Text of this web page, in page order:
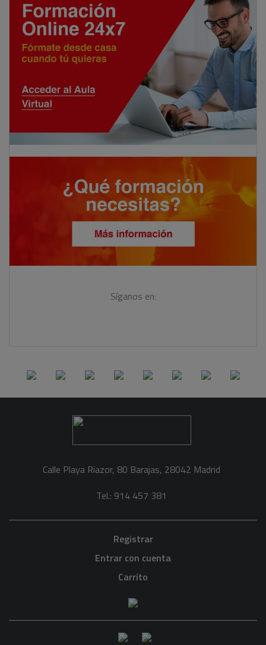
Síganos en:
Calle Playa Riazor, 80 Barajas, 28042 Madrid
Tel.: 914 457 381
Registrar
Entrar con cuenta
Carrito